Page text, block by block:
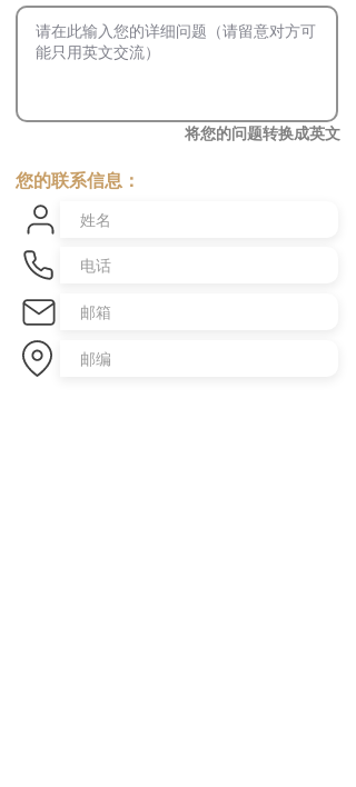
将您的问题转换成英文
您的联系信息：